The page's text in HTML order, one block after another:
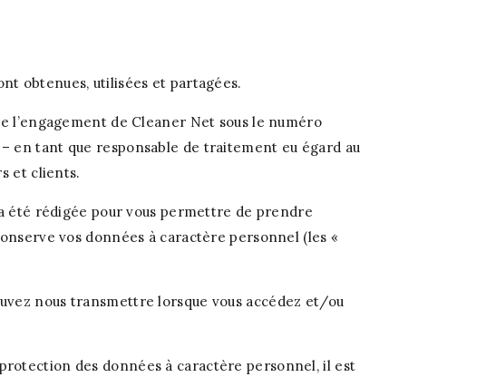
obtenues, utilisées et partagées.
de Cleaner Net sous le numéro
en tant que responsable de traitement eu égard au
et clients.
été rédigée pour vous permettre de prendre
vos données à caractère personnel (les «
nous transmettre lorsque vous accédez et/ou
des données à caractère personnel, il est